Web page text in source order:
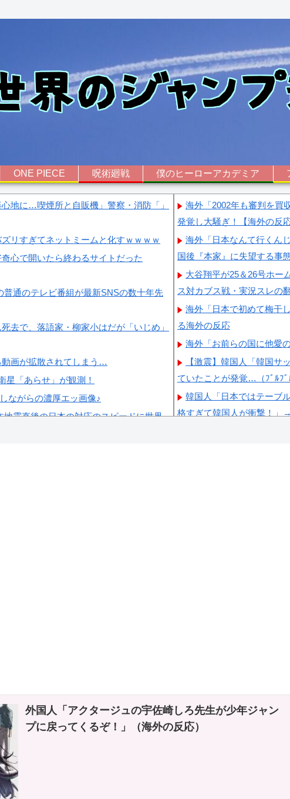
ONE PIECE 呪術廻戦 僕のヒーローアカデミア
地に…喫煙所と自販機」警察・消防「」
リすぎてネットミームと化すｗｗｗｗ
心で開いたら終わるサイトだった
通のテレビ番組が最新SNSの数十年先
去で、落語家・柳家小はだが「いじめ」
動画が拡散されてしまう…
「あらせ」が観測！
ながらの濃厚エッ画像♪
震直後の日本の対応のスピードに世界
海外「2002年も審判を買
発覚し大騒ぎ！【海外の反応
海外「日本なんて行くん
国後『本家』に失望する事
大谷翔平が25＆26号ホー
ス対カブス戦・実況スレの
海外「日本で初めて梅干
る海外の反応
海外「お前らの国に他愛
【激震】韓国人「韓国サ
ていたことが発覚…（ﾌﾞﾙﾌ
韓国人「日本ではテーブ
格すぎて韓国人が衝撃！」
外国人「アクタージュの宇佐崎しろ先生が少年ジャン
プに戻ってくるぞ！」（海外の反応）